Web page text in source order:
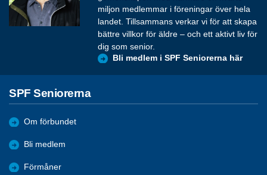
miljon medlemmar i föreningar över hela
landet. Tillsammans verkar vi för att skapa
bättre villkor för äldre – och ett aktivt liv för
dig som senior.
Bli medlem i SPF Seniorerna här
SPF Seniorerna
Om förbundet
Bli medlem
Förmåner